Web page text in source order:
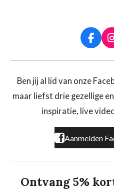
F
a
c
b
o
k
I
r
Ben jij al lid van onze
maar liefst drie gezellige
inspiratie, live
Aanmelden
Ontvang 5%